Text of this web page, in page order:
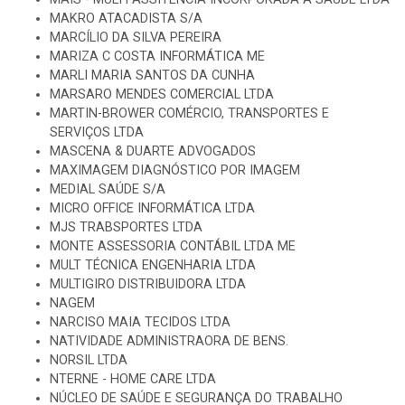
MAKRO ATACADISTA S/A
MARCÍLIO DA SILVA PEREIRA
MARIZA C COSTA INFORMÁTICA ME
MARLI MARIA SANTOS DA CUNHA
MARSARO MENDES COMERCIAL LTDA
MARTIN-BROWER COMÉRCIO, TRANSPORTES E
SERVIÇOS LTDA
MASCENA & DUARTE ADVOGADOS
MAXIMAGEM DIAGNÓSTICO POR IMAGEM
MEDIAL SAÚDE S/A
MICRO OFFICE INFORMÁTICA LTDA
MJS TRABSPORTES LTDA
MONTE ASSESSORIA CONTÁBIL LTDA ME
MULT TÉCNICA ENGENHARIA LTDA
MULTIGIRO DISTRIBUIDORA LTDA
NAGEM
NARCISO MAIA TECIDOS LTDA
NATIVIDADE ADMINISTRAORA DE BENS.
NORSIL LTDA
NTERNE - HOME CARE LTDA
NÚCLEO DE SAÚDE E SEGURANÇA DO TRABALHO